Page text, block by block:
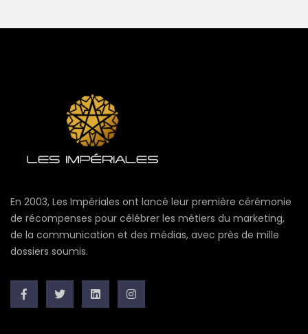
En 2003, Les Impériales ont lancé leur première cérémonie
de récompenses pour célébrer les métiers du marketing,
de la communication et des médias, avec près de mille
dossiers soumis.